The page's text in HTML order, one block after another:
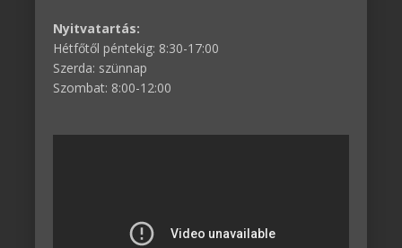
Nyitvatartás:
Hétfőtől péntekig: 8:30-17:00
Szerda: szünnap
Szombat: 8:00-12:00